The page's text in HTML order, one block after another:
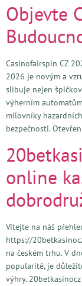
Objevte
Casinofairspin CZ
2026 je novým a
slibuje nejen
výherním
milovníky
bezpečnosti.
online
Vítejte na náš
https://
na českém trhu. V
popularitě, je
výhry.